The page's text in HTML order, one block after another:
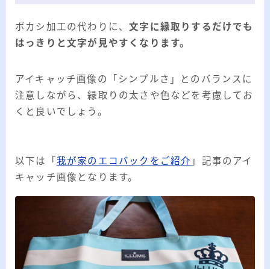
ボカシ加工の代わりに、文字に縁取りするだけでも
はっきりと文字が見やすくなります。
アイキャッチ画像の「シンプルさ」とのバランスに
注意しながら、縁取りの太さや色などを考慮してお
くと良いでしょう。
以下は「 我が家のエコバックをご紹介 」記事のアイ
キャッチ画像となります。